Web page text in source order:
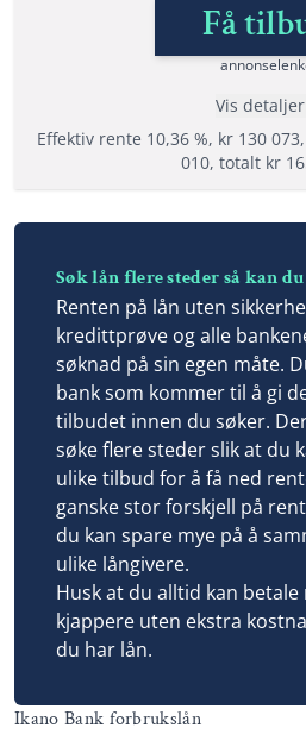
Etableringsgebyr: 900 - 1500 kr
Termingebyr: 40 - 75 kr
Les mer om Zensum →
Få
Effektiv rente 10,36 %, kr 130
010, totalt kr
Vis detaljer
Fordeler
Samle lån og kreditter
Stor og trygg bank
Vilkår
Minimum alder: 23 år
Fast inntekt på 200 000 kr
Ikke inkasso eller
Lånedetaljer
Nedbetalingstid: 1 - 15 år
Termingebyr: 30 kr
Søk lån flere steder så kan
Renten på lån uten
kredittprøve og alle
søknad på sin egen måte.
bank som kommer til å gi
tilbudet innen du søker.
søke flere steder slik at du
ulike tilbud for å få ned
ganske stor forskjell på
du kan spare mye på å
ulike långivere.
Husk at du alltid kan
kjappere uten ekstra
du har lån.
Ikano Bank forbrukslån